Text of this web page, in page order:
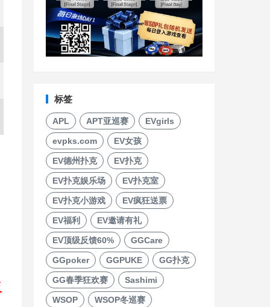
标签
APL APT亚巡赛 EVgirls
evpks.com EV女孩
EV德州扑克 EV扑克
EV扑克娱乐场 EV扑克室
EV扑克小游戏 EV疯狂送票
EV福利 EV邀请有礼
EV顶级反馈60% GGCare
GGpoker GGPUKE GG扑克
GG春季狂欢赛 Sashimi
WSOP WSOP冬巡赛